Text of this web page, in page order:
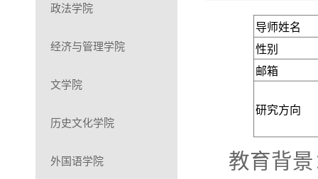
政法学院
经济与管理学院
文学院
历史文化学院
外国语学院
导师姓名
性别
邮箱
研究方向
教育背